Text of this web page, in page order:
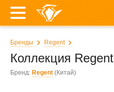
Бренды Regent
Коллекция Regent
Бренд: Regent (Китай)